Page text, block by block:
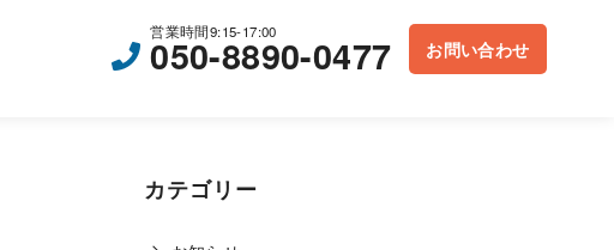
営業時間9:15-17:00
050-8890-0477 お問い合わせ
カテゴリー